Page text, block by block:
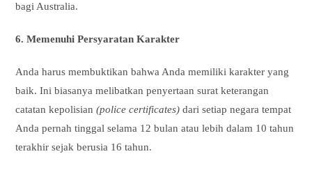
bagi Australia.
6. Memenuhi Persyaratan Karakter
Anda harus membuktikan bahwa Anda memiliki karakter yang
baik. Ini biasanya melibatkan penyertaan surat keterangan
catatan kepolisian(police certificates) dari setiap negara tempat
Anda pernah tinggal selama 12 bulan atau lebih dalam 10 tahun
terakhir sejak berusia 16 tahun.